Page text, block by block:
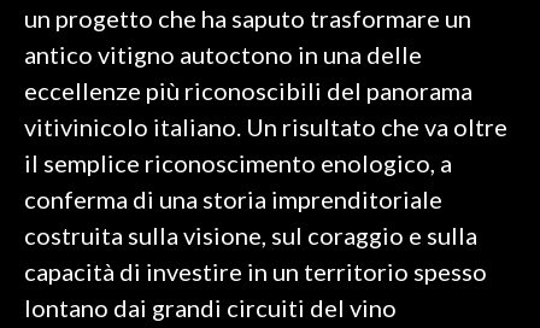
SPETTACOLI
GOSSIP
SALUTE
SARDEGNA TURISMO
un progetto che ha saputo trasformare un
antico vitigno autoctono in una delle
eccellenze più riconoscibili del panorama
vitivinicolo italiano. Un risultato che va oltre
il semplice riconoscimento enologico, a
conferma di una storia imprenditoriale
costruita sulla visione, sul coraggio e sulla
capacità di investire in un territorio spesso
lontano dai grandi circuiti del vino